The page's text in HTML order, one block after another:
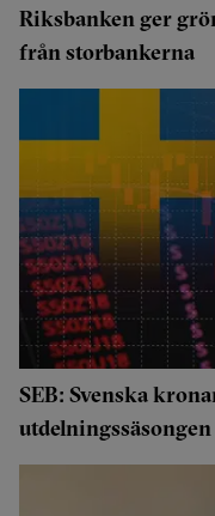
Riksbanken ger
från storbankerna
SEB: Svenska
utdelningssäsongen